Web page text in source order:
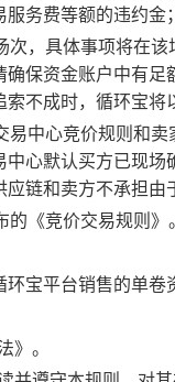
务费等额的违约
次，具体事项将在
保资金账户中有
不成时，循环宝将
易中心竞价规则和
心默认买方已现
链和卖方不承担由
的《竞价交易规则》
宝平台销售的单卷
》。